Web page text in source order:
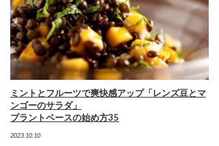
ミントとフルーツで爽快感アップ「レンズ豆とマ
ンゴーのサラダ」
プラントベースの始め方35
2023.10.10